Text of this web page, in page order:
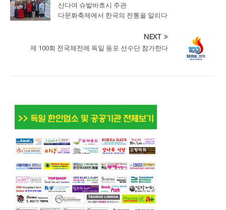
산다여 슈발바흐시 주관
다문화축제에서 한국의 전통을 알리다
NEXT
제 100회 전국체전에 독일 동포 선수단 참가한다